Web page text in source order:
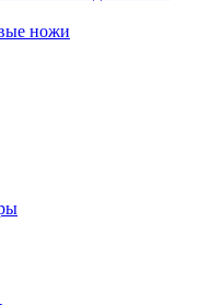
ножи